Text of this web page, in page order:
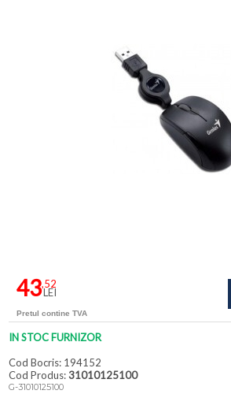
43,52
LEI
Pretul contine TVA
IN STOC FURNIZOR
Cod Bocris: 194152
Cod Produs:31010125100
G-31010125100